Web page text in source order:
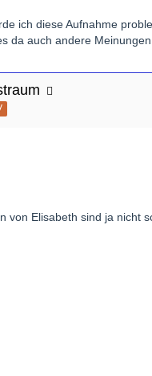
ich diese Aufnahme
da auch andere
von Elisabeth sind ja nicht